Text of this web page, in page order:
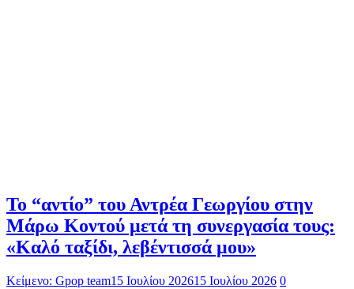
Το “αντίο” του Αντρέα Γεωργίου στην
Μάρω Κοντού μετά τη συνεργασία τους:
«Καλό ταξίδι, λεβέντισσά μου»
Κείμενο: Gpop team15 Ιουλίου 202615 Ιουλίου 2026 0